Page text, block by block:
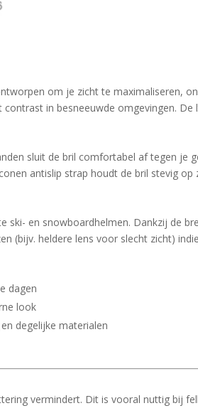
om je zicht te maximaliseren,
in besneeuwde omgevingen.
sluit de bril comfortabel af tegen je
antislip strap houdt de bril stevig op
en snowboardhelmen. Dankzij de
(bijv. heldere lens voor slecht zicht)
dagen
look
degelijke materialen
vermindert. Dit is vooral nuttig bij